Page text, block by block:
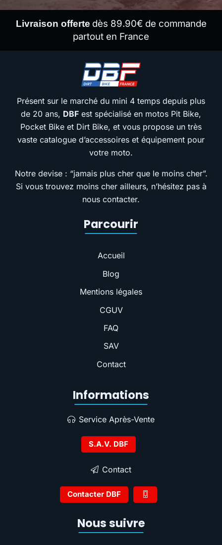
Livraison offerte dès 89.90€ de commande
partout en France
Présent sur le marché du mini 4 temps depuis plus
de 20 ans, DBF est spécialisé en motos Pit Bike,
Pocket Bike et Dirt Bike, et vous propose un très
vaste catalogue d’accessoires et équipement pour
votre moto.
Notre devise : “jamais plus cher que le moins cher”.
Si vous trouvez moins cher ailleurs, n’hésitez pas à
nous contacter.
Parcourir
Accueil
Blog
Mentions légales
CGUV
FAQ
SAV
Contact
Informations
Service Après-Vente
S.A.V. DBF
Contact
Contacter DBF
Nous suivre